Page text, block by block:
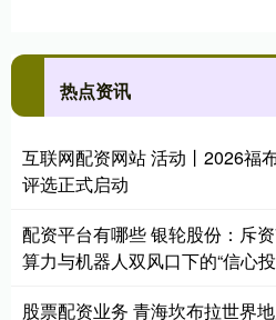
热点资讯
互联网配资网站 活动丨2026福
评选正式启动
配资平台有哪些 银轮股份：斥
算力与机器人双风口下的“信心
股票配资业务 青海坎布拉世界